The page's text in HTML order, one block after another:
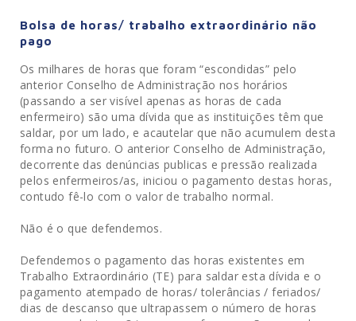
Bolsa de horas/ trabalho extraordinário não
pago
Os milhares de horas que foram “escondidas” pelo
anterior Conselho de Administração nos horários
(passando a ser visível apenas as horas de cada
enfermeiro) são uma dívida que as instituições têm que
saldar, por um lado, e acautelar que não acumulem desta
forma no futuro. O anterior Conselho de Administração,
decorrente das denúncias publicas e pressão realizada
pelos enfermeiros/as, iniciou o pagamento destas horas,
contudo fê-lo com o valor de trabalho normal.
Não é o que defendemos.
Defendemos o pagamento das horas existentes em
Trabalho Extraordinário (TE) para saldar esta dívida e o
pagamento atempado de horas/ tolerâncias / feriados/
dias de descanso que ultrapassem o número de horas